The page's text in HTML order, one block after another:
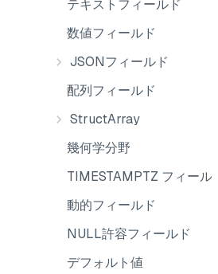
テキストフィールド
数値フィールド
JSONフィールド
配列フィールド
StructArray
幾何学分野
TIMESTAMPTZ フィールド
動的フィールド
NULL許容フィールド
デフォルト値